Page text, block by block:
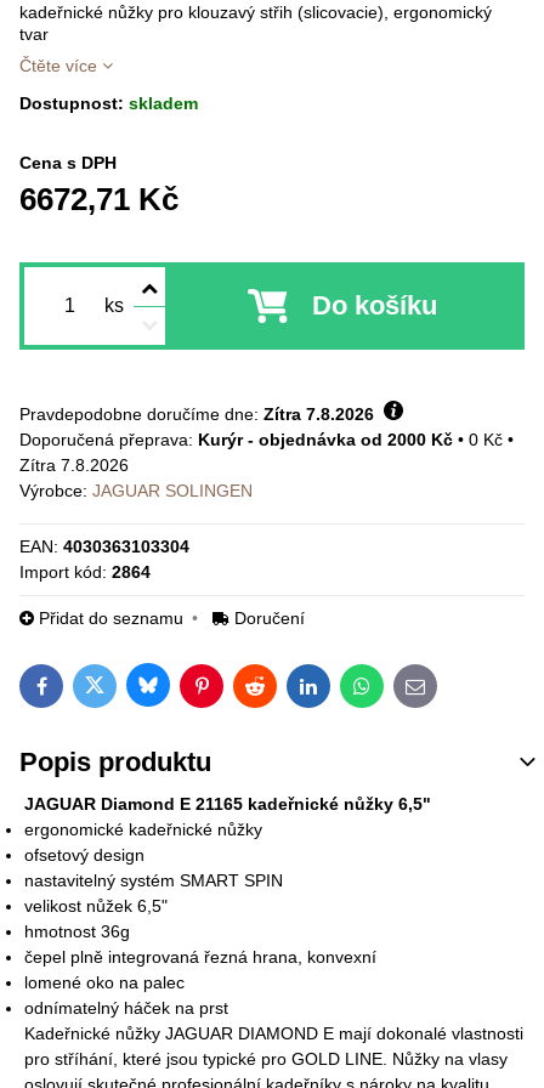
kadeřnické nůžky pro klouzavý střih (slicovacie), ergonomický
tvar
Čtěte více
Dostupnost: skladem
Cena s DPH
6672,71 Kč
ks Do košíku
Pravdepodobne doručíme dne: Zítra 7.8.2026
Kurýr - objednávka od 2000 Kč • 0 Kč •
Zítra 7.8.2026
Výrobce: JAGUAR SOLINGEN
EAN: 4030363103304
Import kód: 2864
Přidat do seznamu Doručení
FacebookTwitterBlueskyPinterestRedditLinkedInWhatsApp
E-mail
Popis produktu
JAGUAR Diamond E 21165 kadeřnické nůžky 6,5"
ergonomické kadeřnické nůžky
ofsetový design
nastavitelný systém SMART SPIN
velikost nůžek 6,5"
hmotnost 36g
čepel plně integrovaná řezná hrana, konvexní
lomené oko na palec
odnímatelný háček na prst
Kadeřnické nůžky JAGUAR DIAMOND E mají dokonalé vlastnosti
pro stříhání, které jsou typické pro GOLD LINE. Nůžky na vlasy